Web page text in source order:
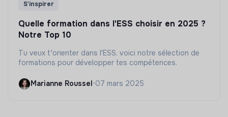
S'inspirer
Quelle formation dans l'ESS choisir en 2025 ?
Notre Top 10
Tu veux t'orienter dans l'ESS, voici notre sélection de
formations pour développer tes compétences.
Marianne Roussel•07 mars 2025